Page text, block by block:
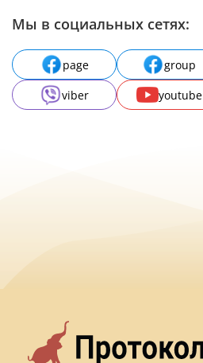
Мы в социальных сетях:
page group
viber
youtube